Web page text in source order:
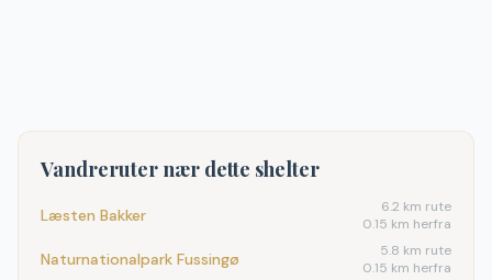
Vandreruter nær dette shelter
Læsten Bakker 6.2 km rute
0.15 km herfra
Naturnationalpark Fussingø 5.8 km rute
0.15 km herfra